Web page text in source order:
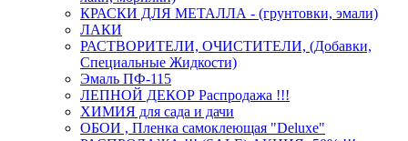
КРАСКИ ДЛЯ МЕТАЛЛА - (грунтовки, эмали)
ЛАКИ
РАСТВОРИТЕЛИ, ОЧИСТИТЕЛИ, (Добавки,
Специальные Жидкости)
Эмаль ПФ-115
ЛЕПНОЙ ДЕКОР Распродажа !!!
ХИМИЯ для сада и дачи
ОБОИ , Пленка самоклеющая "Deluxe"